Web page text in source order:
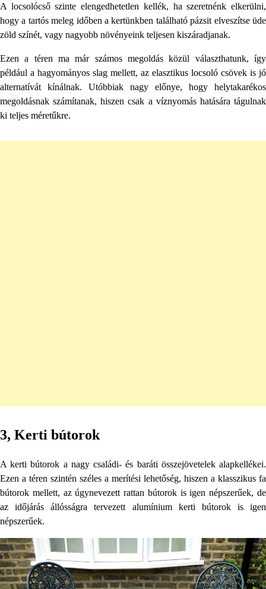
A locsolócső szinte elengedhetetlen kellék, ha szeretnénk elkerülni,
hogy a tartós meleg időben a kertünkben található pázsit elveszítse üde
zöld színét, vagy nagyobb növényeink teljesen kiszáradjanak.
Ezen a téren ma már számos megoldás közül választhatunk, így
például a hagyományos slag mellett, az elasztikus locsoló csövek is jó
alternatívát kínálnak. Utóbbiak nagy előnye, hogy helytakarékos
megoldásnak számítanak, hiszen csak a víznyomás hatására tágulnak
ki teljes méretűkre.
3, Kerti bútorok
A kerti bútorok a nagy családi- és baráti összejövetelek alapkellékei.
Ezen a téren szintén széles a merítési lehetőség, hiszen a klasszikus fa
bútorok mellett, az úgynevezett rattan bútorok is igen népszerűek, de
az időjárás állósságra tervezett alumínium kerti bútorok is igen
népszerűek.